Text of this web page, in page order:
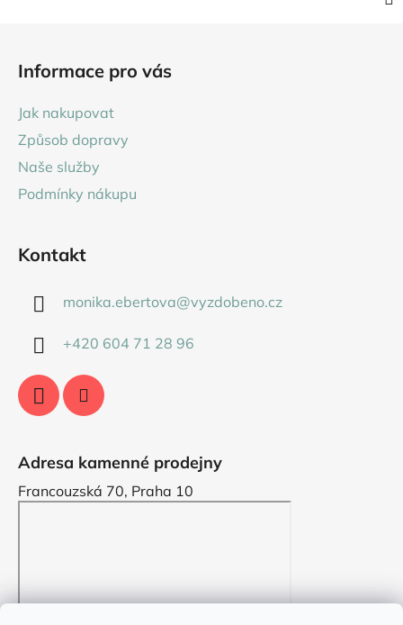
Informace pro vás
Jak nakupovat
Způsob dopravy
Naše služby
Podmínky nákupu
Kontakt
monika.ebertova@vyzdobeno.cz
+420 604 71 28 96
Adresa kamenné prodejny
Francouzská 70, Praha 10